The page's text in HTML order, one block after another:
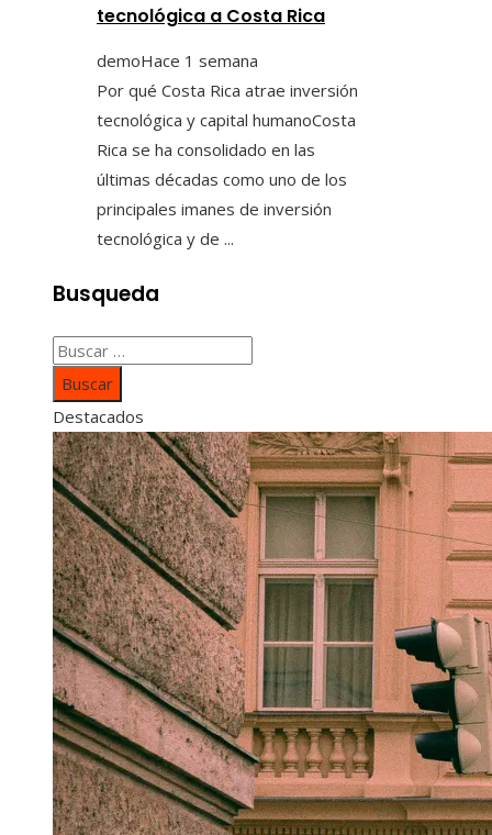
tecnológica a Costa Rica
demoHace 1 semana
Por qué Costa Rica atrae inversión
tecnológica y capital humanoCosta
Rica se ha consolidado en las
últimas décadas como uno de los
principales imanes de inversión
tecnológica y de ...
Busqueda
Buscar:
Destacados